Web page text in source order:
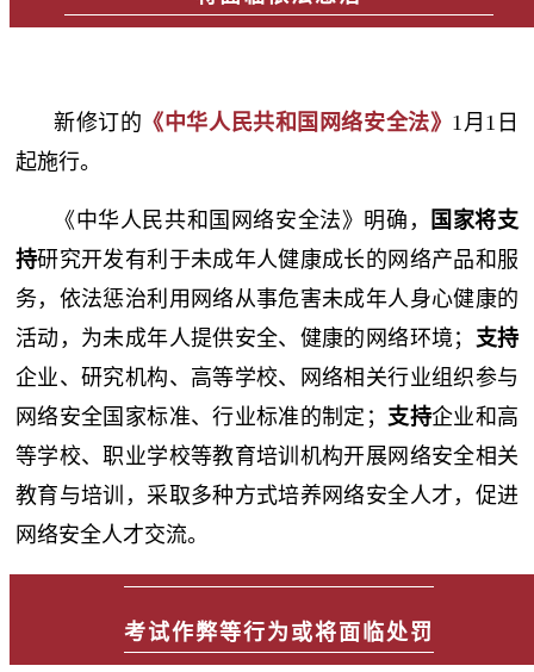
新修订的 《中华人民共和国网络安全法》 1月1日
起施行。
《中华人民共和国网络安全法》明确，
国家将支
持研究开发有利于未成年人健康成长的网络产品和服
务，依法惩治利用网络从事危害未成年人身心健康的
活动，为未成年人提供安全、健康的网络环境； 支持
企业、研究机构、高等学校、网络相关行业组织参与
网络安全国家标准、行业标准的制定； 支持企业和高
等学校、职业学校等教育培训机构开展网络安全相关
教育与培训，采取多种方式培养网络安全人才，促进
网络安全人才交流。
考试作弊等行为或将面临处罚